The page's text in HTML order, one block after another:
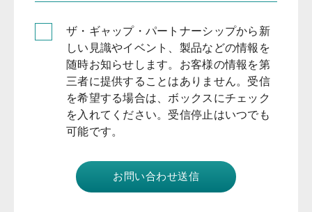
ザ・ギャップ・パートナーシップから新
しい見識やイベント、製品などの情報を
随時お知らせします。お客様の情報を第
三者に提供することはありません。受信
を希望する場合は、ボックスにチェック
を入れてください。受信停止はいつでも
可能です。